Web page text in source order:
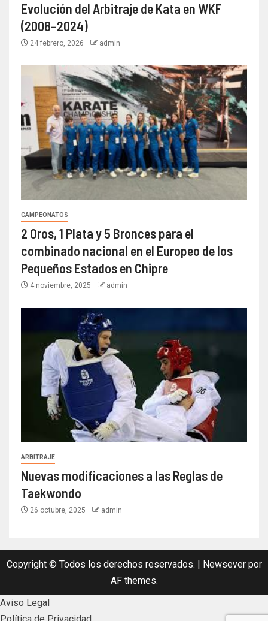
Evolución del Arbitraje de Kata en WKF
(2008–2024)
24 febrero, 2026 admin
CAMPEONATOS
2 Oros, 1 Plata y 5 Bronces para el
combinado nacional en el Europeo de los
Pequeños Estados en Chipre
4 noviembre, 2025 admin
ARBITRAJE
Nuevas modificaciones a las Reglas de
Taekwondo
26 octubre, 2025 admin
Copyright © Todos los derechos reservados. | Newseverpor
AF themes.
Aviso Legal